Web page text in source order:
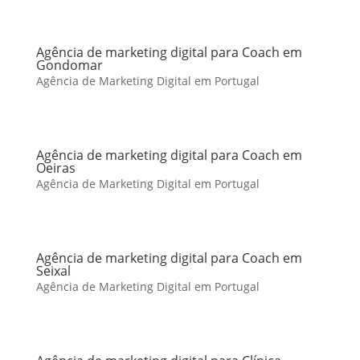
Agência de marketing digital para Coach em
Gondomar
Agência de Marketing Digital em Portugal
Agência de marketing digital para Coach em
Oeiras
Agência de Marketing Digital em Portugal
Agência de marketing digital para Coach em
Seixal
Agência de Marketing Digital em Portugal